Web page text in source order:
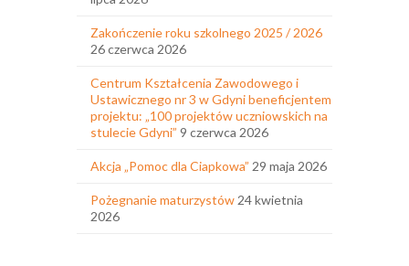
Zakończenie roku szkolnego 2025 / 2026
26 czerwca 2026
Centrum Kształcenia Zawodowego i
Ustawicznego nr 3 w Gdyni beneficjentem
projektu: „100 projektów uczniowskich na
stulecie Gdyni” 9 czerwca 2026
Akcja „Pomoc dla Ciapkowa” 29 maja 2026
Pożegnanie maturzystów 24 kwietnia
2026